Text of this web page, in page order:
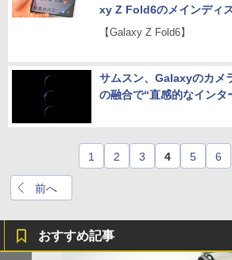
xy Z Fold6のメインディ
【Galaxy Z Fold6】
サムスン、Galaxyのカ
の融合で“直感的なインタ
前へ
1 2 3 4 5 6
おすすめ記事